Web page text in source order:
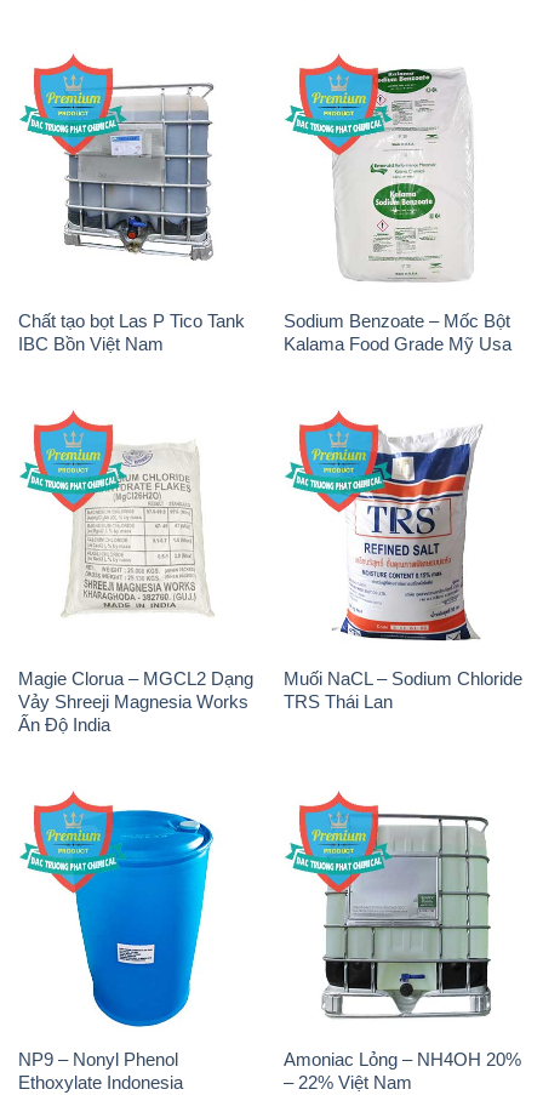
Chất tạo bọt Las P Tico Tank
IBC Bồn Việt Nam
Sodium Benzoate – Mốc Bột
Kalama Food Grade Mỹ Usa
Magie Clorua – MGCL2 Dạng
Vảy Shreeji Magnesia Works
Ấn Độ India
Muối NaCL – Sodium Chloride
TRS Thái Lan
NP9 – Nonyl Phenol
Ethoxylate Indonesia
Amoniac Lỏng – NH4OH 20%
– 22% Việt Nam